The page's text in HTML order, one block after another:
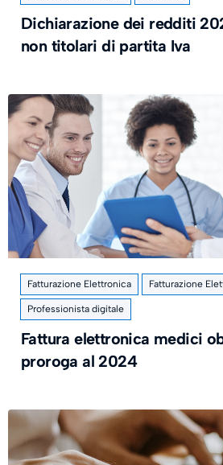
Dichiarazione dei redditi
non titolari di partita Iva
Fatturazione Elettronica Fatturazione
Professionista digitale
Fattura elettronica medici
proroga al 2024